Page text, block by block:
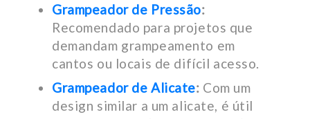
Grampeador de Pressão:
Recomendado para projetos que
demandam grampeamento em
cantos ou locais de difícil acesso.
Grampeador de Alicate: Com um
design similar a um alicate, é útil